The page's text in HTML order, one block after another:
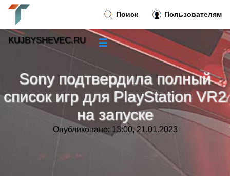
Sony подтвердила полный
список игр для PlayStation VR2
на запуске
Опубликовано: 13:00, 21.01.2023
Поиск Пользователям
KUJBYSHEVEC.RU ☰
Новости»
Тренды новостей »
Рубрики»
Контакт»